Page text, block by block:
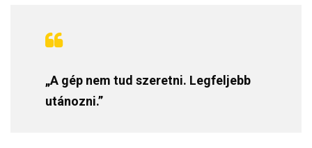
„A gép nem tud szeretni. Legfeljebb
utánozni.”